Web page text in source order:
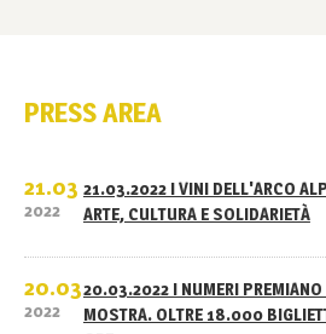
PRESS AREA
21.03
2022
21.03.2022 I VINI DELL'ARCO
ARTE, CULTURA E SOLIDARIETÀ
20.03
2022
20.03.2022 I NUMERI PREMIANO
MOSTRA. OLTRE 18.000